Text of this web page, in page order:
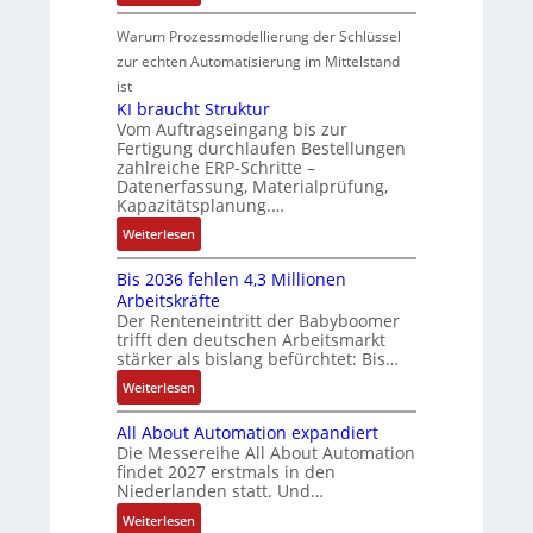
k
u
g
i
M
o
m
e
n
t
a
u
f
n
a
h
m
e
,
g
e
p
r
o
i
n
n
a
n
u
c
C
N
C
-
S
y
s
t
G
s
c
h
ä
f
s
f
ü
h
r
e
r
z
u
m
V
o
r
S
y
s
è
m
e
s
:
Q
2
E
r
g
e
n
s
s
e
N
e
u
r
V
e
r
t
r
i
e
b
s
-
u
n
d
M
a
r
k
e
Warum Prozessmodellierung der Schlüssel
zur echten Automatisierung im Mittelstand
ist
KI braucht Struktur
Vom Auftragseingang bis zur
Fertigung durchlaufen Bestellungen
zahlreiche ERP-Schritte –
Datenerfassung, Materialprüfung,
Kapazitätsplanung.…
Weiterlesen:
K
I
b
r
a
u
c
h
t
S
t
r
u
Bis 2036 fehlen 4,3 Millionen
Arbeitskräfte
Der Renteneintritt der Babyboomer
trifft den deutschen Arbeitsmarkt
stärker als bislang befürchtet: Bis…
Weiterlesen:
B
i
s
2
0
3
All About Automation expandiert
Die Messereihe All About Automation
findet 2027 erstmals in den
Niederlanden statt. Und…
Weiterlesen: